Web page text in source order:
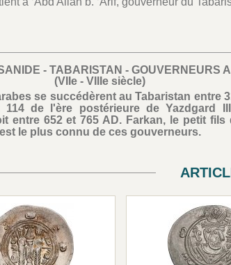
- TABARISTAN - GOUVERNEURS
(VIIe - VIIIe siècle)
se succédèrent au Tabaristan entre
de l'ère postérieure de Yazdgard III
entre 652 et 765 AD. Farkan, le petit
le plus connu de ces gouverneurs.